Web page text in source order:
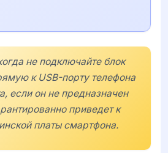
не подключайте блок
к USB-порту телефона
если он не предназначен
приведет к
платы смартфона.